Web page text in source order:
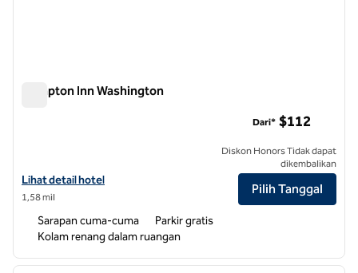
Hampton Inn Washington
Lihat detail hotel untuk Hampton Inn Washington
Lihat detail hotel
1,58 mil
Dari* $112
Diskon Honors Tidak dapat
dikembalikan
Pilih Tanggal
Sarapan cuma-cuma
Parkir gratis
Kolam renang dalam ruangan